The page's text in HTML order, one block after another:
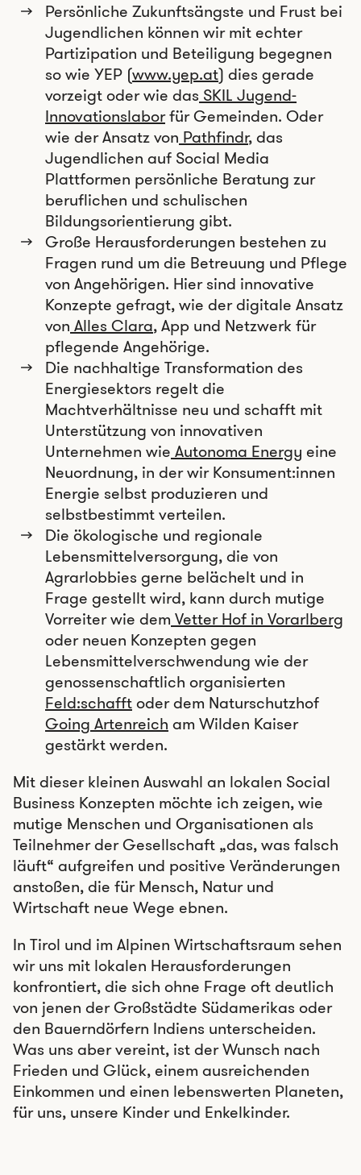
Persönliche Zukunftsängste und Frust bei
Jugendlichen können wir mit echter
Partizipation und Beteiligung begegnen
so wie YEP (www.yep.at) dies gerade
vorzeigt oder wie das SKIL Jugend-
Innovationslaborfür Gemeinden. Oder
wie der Ansatz von Pathfindr, das
Jugendlichen auf Social Media
Plattformen persönliche Beratung zur
beruflichen und schulischen
Bildungsorientierung gibt.
Große Herausforderungen bestehen zu
Fragen rund um die Betreuung und Pflege
von Angehörigen. Hier sind innovative
Konzepte gefragt, wie der digitale Ansatz
von Alles Clara, App und Netzwerk für
pflegende Angehörige.
Die nachhaltige Transformation des
Energiesektors regelt die
Machtverhältnisse neu und schafft mit
Unterstützung von innovativen
Unternehmen wie Autonoma Energy eine
Neuordnung, in der wir Konsument:innen
Energie selbst produzieren und
selbstbestimmt verteilen.
Die ökologische und regionale
Lebensmittelversorgung, die von
Agrarlobbies gerne belächelt und in
Frage gestellt wird, kann durch mutige
Vorreiter wie dem Vetter Hof in Vorarlberg
oder neuen Konzepten gegen
Lebensmittelverschwendung wie der
genossenschaftlich organisierten
Feld:schafft oder dem Naturschutzhof
Going Artenreich am Wilden Kaiser
gestärkt werden.
Mit dieser kleinen Auswahl an lokalen Social
Business Konzepten möchte ich zeigen, wie
mutige Menschen und Organisationen als
Teilnehmer der Gesellschaft „das, was falsch
läuft“ aufgreifen und positive Veränderungen
anstoßen, die für Mensch, Natur und
Wirtschaft neue Wege ebnen.
In Tirol und im Alpinen Wirtschaftsraum sehen
wir uns mit lokalen Herausforderungen
konfrontiert, die sich ohne Frage oft deutlich
von jenen der Großstädte Südamerikas oder
den Bauerndörfern Indiens unterscheiden.
Was uns aber vereint, ist der Wunsch nach
Frieden und Glück, einem ausreichenden
Einkommen und einen lebenswerten Planeten,
für uns, unsere Kinder und Enkelkinder.